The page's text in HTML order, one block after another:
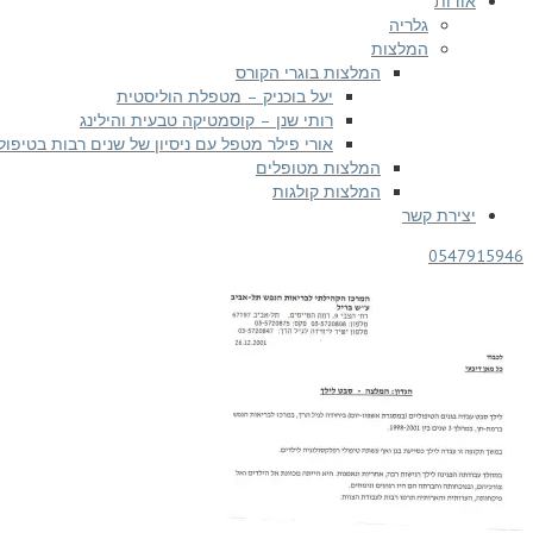
גלריה
המלצות
המלצות בוגרי הקורס
יעל בוכניק – מטפלת הוליסטית
רותי שנן – קוסמטיקה טבעית והילינג
אורי פילר מטפל עם ניסיון של שנים רבות
המלצות מטופלים
המלצות קולגות
יצירת קשר
0547915946